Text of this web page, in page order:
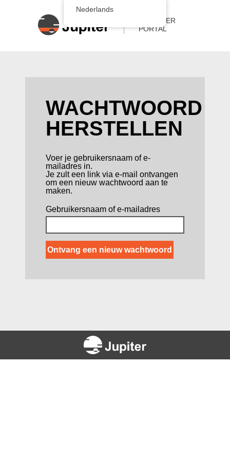
WACHTWOORD
HERSTELLEN
Voer je gebruikersnaam of e-
mailadres in.
Je zult een link via e-mail ontvangen
om een nieuw wachtwoord aan te
maken.
Gebruikersnaam of e-mailadres
Nederlands